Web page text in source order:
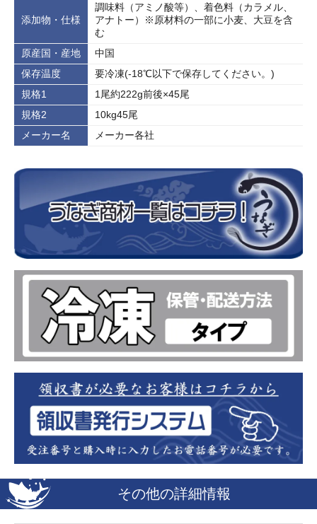
添加物・仕様
調味料（アミノ酸等）、着色料（カラメル、
アナトー）※原材料の一部に小麦、大豆を含
む
原産国・産地
中国
保存温度
要冷凍(‐18℃以下で保存してください。)
規格1
1尾約222g前後×45尾
規格2
10kg45尾
メーカー名
メーカー各社
その他の詳細情報